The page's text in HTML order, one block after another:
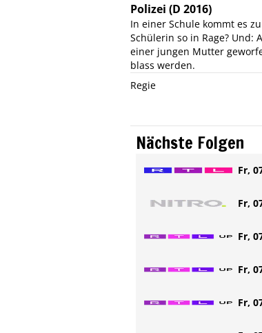
Polizei (D 2016)
In einer Schule kommt es
Schülerin so in Rage? Und:
einer jungen Mutter
blass werden.
Regie
Nächste Folgen
Fr,
Fr,
Fr,
Fr,
Fr,